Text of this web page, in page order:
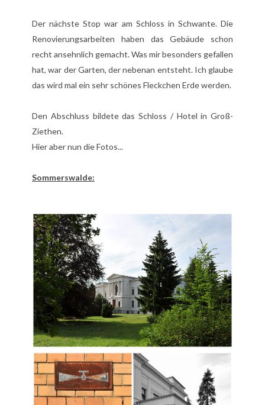
Der nächste Stop war am Schloss in Schwante. Die
Renovierungsarbeiten haben das Gebäude schon
recht ansehnlich gemacht. Was mir besonders gefallen
hat, war der Garten, der nebenan entsteht. Ich glaube
das wird mal ein sehr schönes Fleckchen Erde werden.
Den Abschluss bildete das Schloss / Hotel in Groß-
Ziethen.
Hier aber nun die Fotos...
Sommerswalde: